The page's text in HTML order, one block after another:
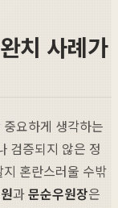
치 사례가
요하게 생각하는
검증되지 않은 정
혼란스러울 수밖
과문순우원장은